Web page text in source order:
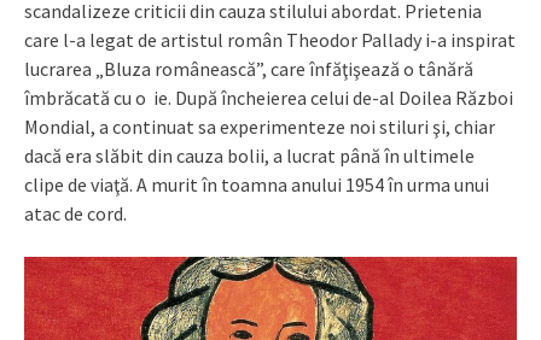
scandalizeze criticii din cauza stilului abordat. Prietenia
care l-a legat de artistul român Theodor Pallady i-a inspirat
lucrarea „Bluza românească”, care înfăţişează o tânără
îmbrăcată cu o ie. După încheierea celui de-al Doilea Război
Mondial, a continuat sa experimenteze noi stiluri şi, chiar
dacă era slăbit din cauza bolii, a lucrat până în ultimele
clipe de viaţă. A murit în toamna anului 1954 în urma unui
atac de cord.